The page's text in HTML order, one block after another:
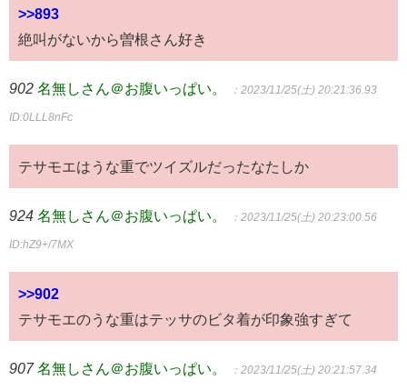
>>893
絶叫がないから曽根さん好き
902 名無しさん＠お腹いっぱい。 ：2023/11/25(土) 20:21:36.93
ID:0LLL8nFc
テサモエはうな重でツイズルだったなたしか
924 名無しさん＠お腹いっぱい。 ：2023/11/25(土) 20:23:00.56
ID:hZ9+/7MX
>>902
テサモエのうな重はテッサのビタ着が印象強すぎて
907 名無しさん＠お腹いっぱい。 ：2023/11/25(土) 20:21:57.34